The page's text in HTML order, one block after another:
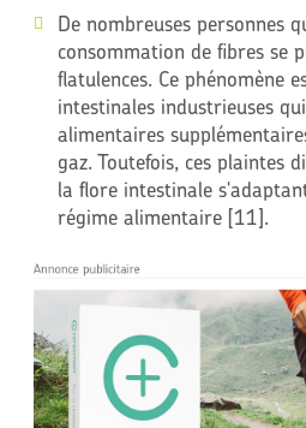
De nombreuses personnes
consommation de fibres se
flatulences. Ce phénomène
intestinales industrieuses
alimentaires
gaz. Toutefois, ces plaintes
la flore intestinale
régime alimentaire [11].